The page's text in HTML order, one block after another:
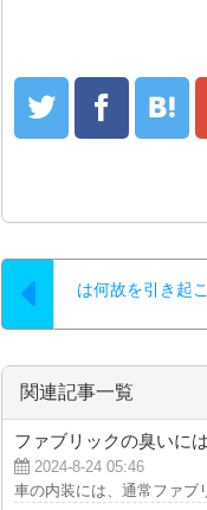
は何故を引き起
関連記事一覧
ファブリックの臭いに
2024-8-24 05:46
車の内装には、通常ファブ